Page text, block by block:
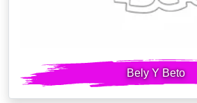
Bely Y Beto